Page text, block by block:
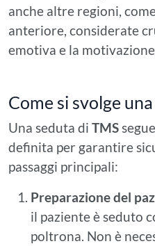
anche altre regioni,
anteriore, considerate
emotiva e la
Come si svolge
Una seduta di TMS
definita per garantire
passaggi principali:
Preparazione del
il paziente è seduto
poltrona. Non è